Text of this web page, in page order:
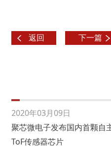
返回 下一篇
2020年03月09日
聚芯微电子发布国内首颗自
ToF传感器芯片